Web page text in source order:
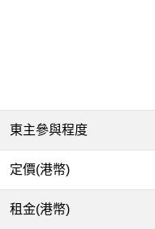
東主參與程度
定價(港幣)
租金(港幣)